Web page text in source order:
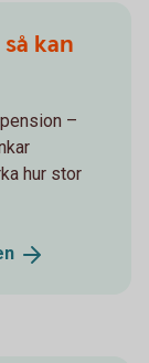
kan
–
hur stor